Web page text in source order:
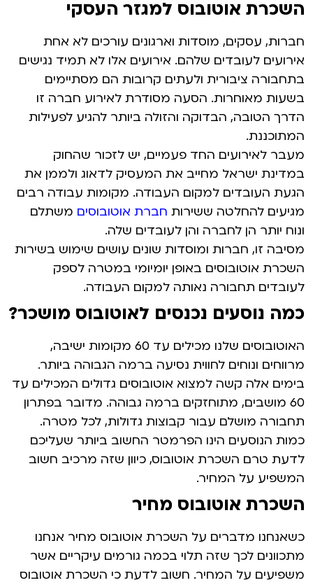
השכרת אוטובוס למגזר העסקי
חברות, עסקים, מוסדות וארגונים עורכים לא אחת
אירועים לעובדים שלהם. אירועים אלו לא תמיד נגישים
בתחבורה ציבורית ולעתים קרובות הם מסתיימים
בשעות מאוחרות. הסעה מסודרת לאירוע חברה זו
הדרך הטובה, הבדוקה והזולה ביותר להגיע לפעילות
המתוכננת.
מעבר לאירועים החד פעמיים, יש לזכור שהחוק
במדינת ישראל מחייב את המעסיק לדאוג ולממן את
הגעת העובדים למקום העבודה. מקומות עבודה רבים
מגיעים להחלטה ששירות חברת אוטובוסים משתלם
ונוח יותר הן לחברה והן לעובדים שלה.
מסיבה זו, חברות ומוסדות שונים עושים שימוש בשירות
השכרת אוטובוסים באופן יומיומי במטרה לספק
לעובדים תחבורה נאותה למקום העבודה.
כמה נוסעים נכנסים לאוטובוס מושכר?
האוטובוסים שלנו מכילים עד 60 מקומות ישיבה,
מרווחים ונוחים לחווית נסיעה ברמה הגבוהה ביותר.
בימים אלה קשה למצוא אוטובוסים גדולים המכילים עד
60 מושבים, מתוחזקים ברמה גבוהה.
מדובר בפתרון
תחבורה מושלם עבור קבוצות גדולות, לכל מטרה.
כמות הנוסעים הינו הפרמטר החשוב ביותר שעליכם
לדעת טרם השכרת אוטובוס, כיוון שזה מרכיב חשוב
המשפיע על המחיר.
השכרת אוטובוס מחיר
כשאנחנו מדברים על השכרת אוטובוס מחיר אנחנו
מתכוונים לכך שזה תלוי בכמה גורמים עיקריים אשר
משפיעים על המחיר. חשוב לדעת כי השכרת אוטובוס